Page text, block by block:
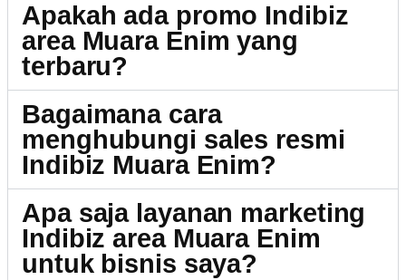
Apakah ada promo Indibiz
area Muara Enim yang
terbaru?
Bagaimana cara
menghubungi sales resmi
Indibiz Muara Enim?
Apa saja layanan marketing
Indibiz area Muara Enim
untuk bisnis saya?